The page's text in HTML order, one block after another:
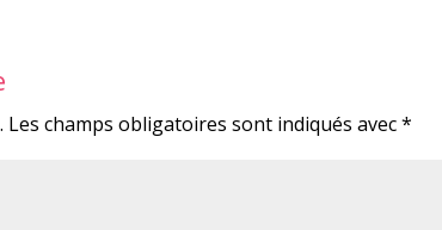
Les champs obligatoires sont indiqués avec*